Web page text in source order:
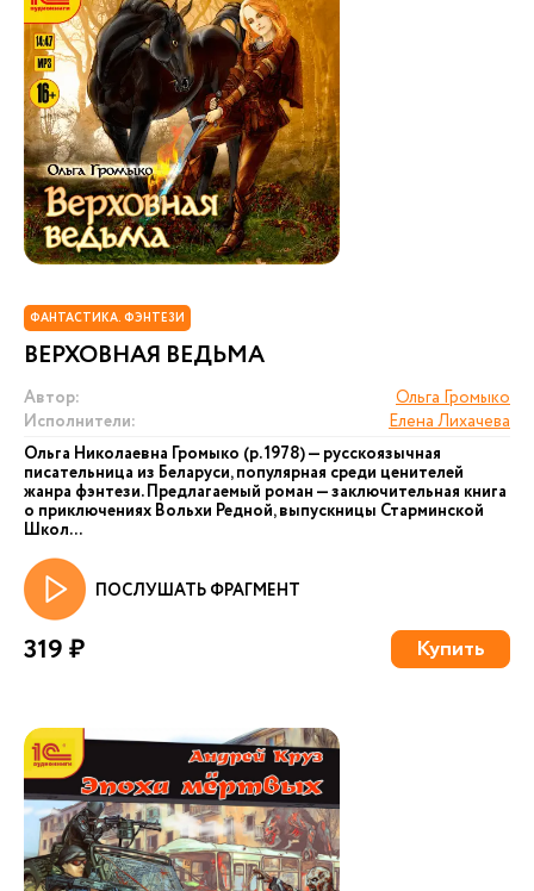
ФАНТАСТИКА. ФЭНТЕЗИ
ВЕРХОВНАЯ ВЕДЬМА
Автор:
Ольга Громыко
Исполнители:
Елена Лихачева
Ольга Николаевна Громыко (р. 1978) — русскоязычная
писательница из Беларуси, популярная среди ценителей
жанра фэнтези. Предлагаемый роман — заключительная книга
о приключениях Вольхи Редной, выпускницы Старминской
Школ...
ПОСЛУШАТЬ ФРАГМЕНТ
319 ₽ Купить